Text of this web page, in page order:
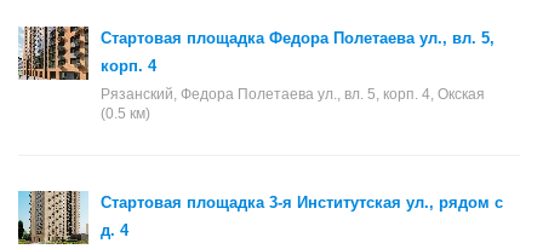
Стартовая площадка Федора Полетаева ул., вл. 5,
корп. 4
Рязанский, Федора Полетаева ул., вл. 5, корп. 4, Окская
(0.5 км)
Стартовая площадка 3-я Институтская ул., рядом с
д. 4